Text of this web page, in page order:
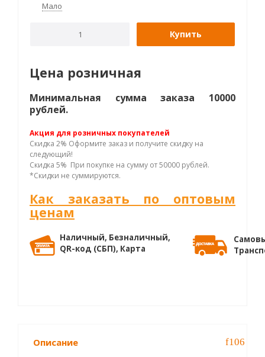
Мало
Купить
Цена розничная
Минимальная сумма заказа 10000
рублей.
Акция для розничных покупателей
Скидка 2% Оформите заказ и получите скидку на
следующий!
Скидка 5% При покупке на сумму от 50000 рублей.
*Скидки не суммируются.
Как заказать по оптовым
ценам
Наличный, Безналичный,
QR-код (СБП), Карта
Описание